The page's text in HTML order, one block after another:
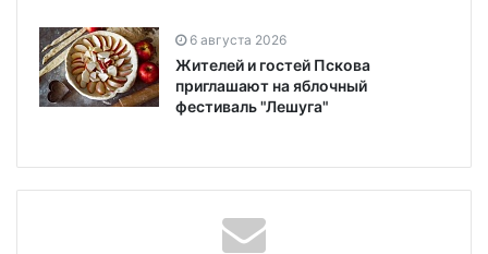
6 августа 2026
Жителей и гостей Пскова
приглашают на яблочный
фестиваль "Лешуга"